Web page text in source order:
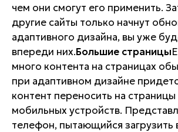
чем они смогут его применить.
другие сайты только начнут
адаптивного дизайна, вы уже
впереди них.Большие страницы
много контента на страницах
при адаптивном дизайне
контент переносить на
мобильных устройств.
телефон, пытающийся загрузить